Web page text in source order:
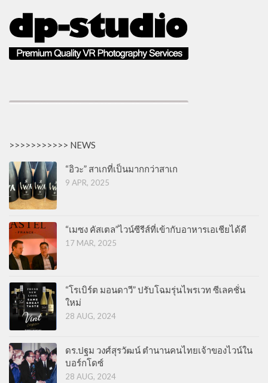
>>>>>>>>>>> NEWS
“อิวะ” สาเกที่เป็นมากกว่าสาเก
9 APR, 2025
“เมซง คัสเตล”ไวน์ซีรีส์ที่เข้ากับอาหารเอเชียได้ดี
17 MAR, 2025
“โรเบิร์ต มอนดาวี” ปรับโฉมรุ่นไพรเวท ซีเลคชั่น
ใหม่
28 AUG, 2024
ดร.ปฐม วงศ์สุรวัฒน์ ตำนานคนไทยเจ้าของไวน์ใน
บอร์กโดซ์
28 AUG, 2024